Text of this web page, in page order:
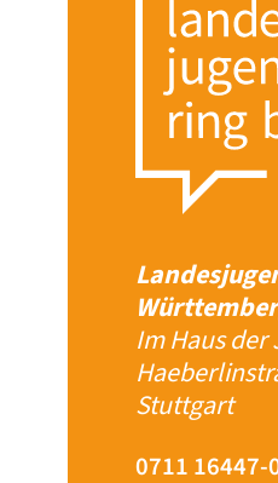
Im Haus
Stuttgart
0711 16447-